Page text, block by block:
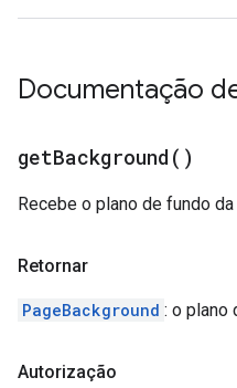
Documentação
getBackground( )
Recebe o plano de fundo da
Retornar
PageBackground : o plano
Autorização